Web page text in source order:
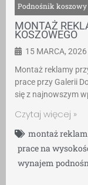
Podnośnik koszowy
MONTAŻ
KOSZOWEGO
15 MARCA, 2026
Montaż reklamy
prace przy Galerii
się z najnowszym
Czytaj więcej »
montaż reklam
prace na
wynajem